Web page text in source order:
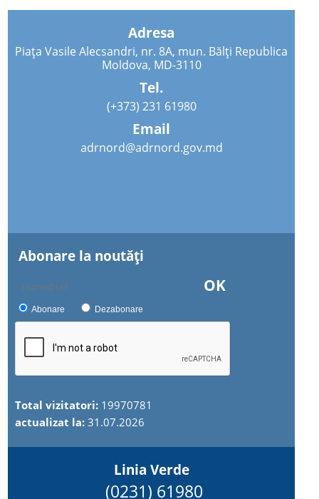
Adresa
Piața Vasile Alecsandri, nr. 8A, mun. Bălți Republica
Moldova, MD-3110
Tel.
(+373) 231 61980
Email
adrnord@adrnord.gov.md
Abonare la noutăţi
OK
Abonare Dezabonare
Total vizitatori: 19970781
actualizat la:31.07.2026
Linia Verde
(0231) 61980